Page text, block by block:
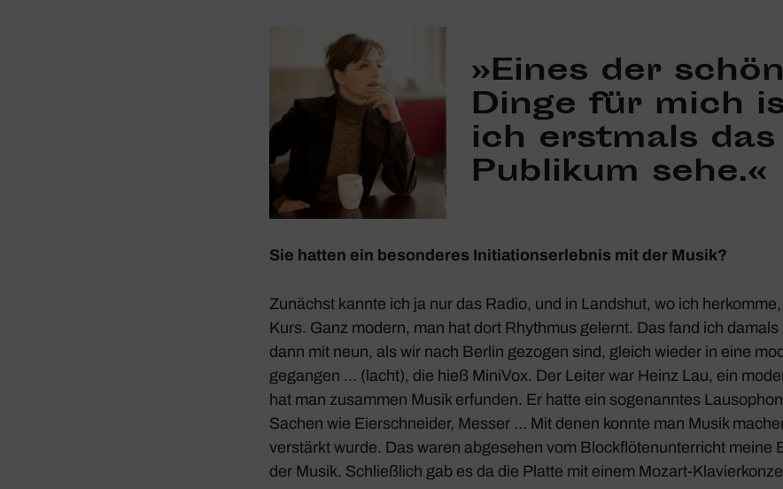
»Eines der
Dinge für mich
ich erst­mals das
Publikum sehe.«
Sie hatten ein beson­deres Initia­ti­ons­er­lebnis mit der Musik?
Zunächst kannte ich ja nur das Radio, und in Landshut, wo ich
Kurs. Ganz modern, man hat dort Rhythmus gelernt. Das fand ich
dann mit neun, als wir nach Berlin gezogen sind, gleich wieder in eine
gegangen … (lacht), die hieß MiniVox. Der Leiter war Heinz Lau, ein
hat man zusammen Musik erfunden. Er hatte ein soge­nanntes
Sachen wie Eier­schneider, Messer … Mit denen konnte man Musik
verstärkt wurde. Das waren abge­sehen vom Block­flö­ten­un­ter­richt meine
der Musik. Schließ­lich gab es da die Platte mit einem Mozart-